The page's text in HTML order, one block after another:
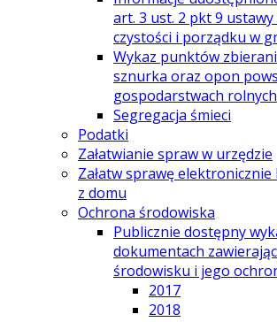
art. 3 ust. 2 pkt 9
czystości i porządku w
Wykaz punktów
sznurka oraz opon
gospodarstwach rolnych
Segregacja śmieci
Podatki
Załatwianie spraw w urzędzie
Załatw sprawę elektronicznie
z domu
Ochrona środowiska
Publicznie dostępny
dokumentach
środowisku i jego
2017
2018